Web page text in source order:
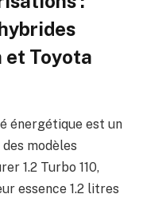
et Toyota
énergétique est un
modèles
1.2 Turbo 110,
essence 1.2 litres